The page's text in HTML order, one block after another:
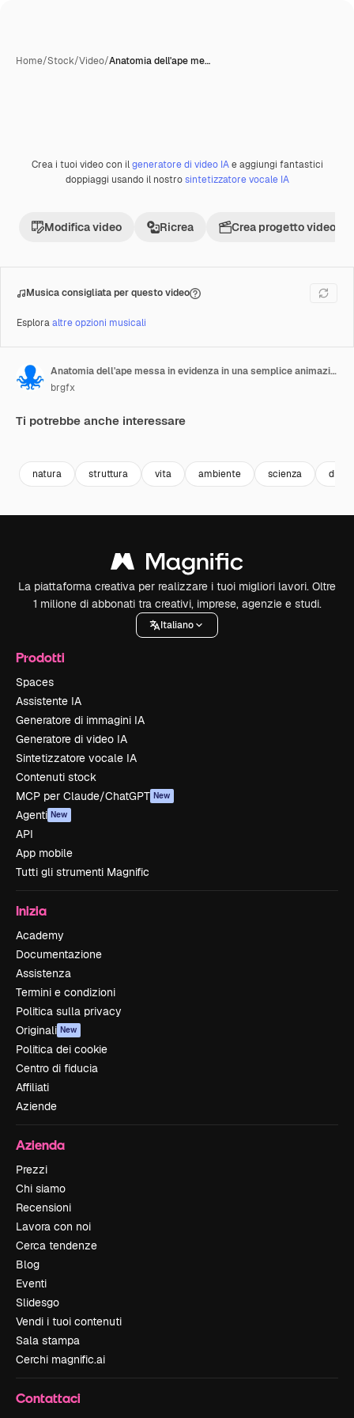
Home/Stock/Video/Anatomia dell'ape me…
Premium
Crea i tuoi video con ilgeneratore di video IAe aggiungi fantastici
doppiaggi usando il nostrosintetizzatore vocale IA
Modifica video Ricrea Crea progetto video
Musica consigliata per questo video
Esploraaltre opzioni musicali
Anatomia dell'ape messa in evidenza in una semplice animazione
brgfx
Ti potrebbe anche interessare
natura struttura vita ambiente scienza
La piattaforma creativa per realizzare i tuoi migliori lavori. Oltre
1 milione di abbonati tra creativi, imprese, agenzie e studi.
Italiano
Prodotti
Spaces
Assistente IA
Generatore di immagini IA
Generatore di video IA
Sintetizzatore vocale IA
Contenuti stock
MCP per Claude/ChatGPT New
Agenti New
API
App mobile
Tutti gli strumenti Magnific
Inizia
Academy
Documentazione
Assistenza
Termini e condizioni
Politica sulla privacy
Originali New
Politica dei cookie
Centro di fiducia
Affiliati
Aziende
Azienda
Prezzi
Chi siamo
Recensioni
Lavora con noi
Cerca tendenze
Blog
Eventi
Slidesgo
Vendi i tuoi contenuti
Sala stampa
Cerchi magnific.ai
Contattaci